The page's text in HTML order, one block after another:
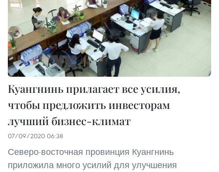
Куангнинь прилагает все усилия,
чтобы предложить инвесторам
лучший бизнес-климат
07/09/2020 06:38
Северо-восточная провинция Куангнинь
приложила много усилий для улучшения